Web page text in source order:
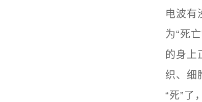
电波有
为“死
的身上
织、细
“死”了